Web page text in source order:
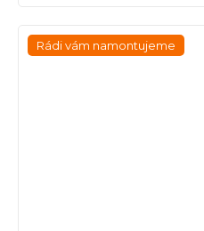
Rádi vám namontujeme